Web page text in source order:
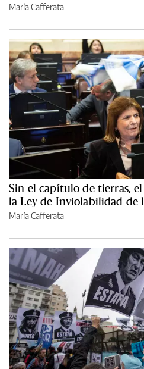
María Cafferata
Sin el capítulo de tierras,
la Ley de Inviolabilidad de
María Cafferata